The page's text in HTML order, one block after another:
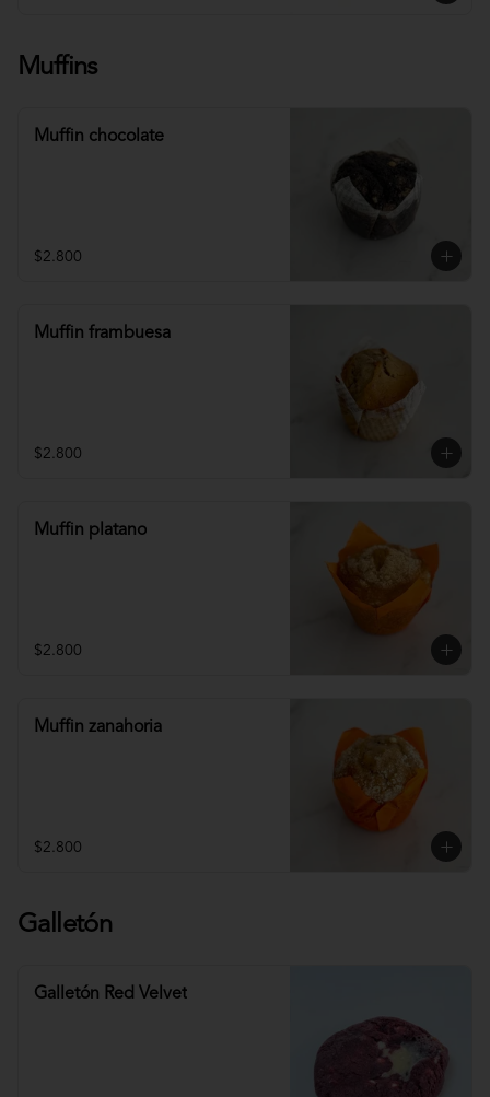
Muffins
Muffin chocolate
$2.800
Muffin frambuesa
$2.800
Muffin platano
$2.800
Muffin zanahoria
$2.800
Galletón
Galletón Red Velvet